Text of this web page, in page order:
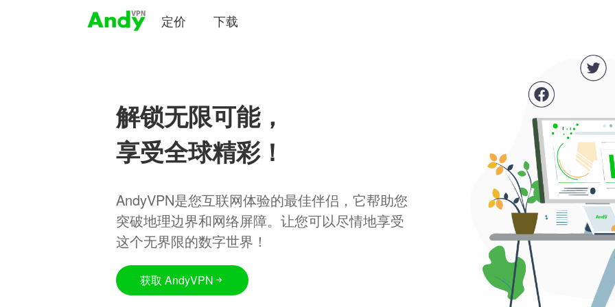
定价 下载
解锁无限可能，
享受全球精彩！
AndyVPN是您互联网体验的最佳伴侣，它帮助您
突破地理边界和网络屏障。让您可以尽情地享受
这个无界限的数字世界！
获取 AndyVPN